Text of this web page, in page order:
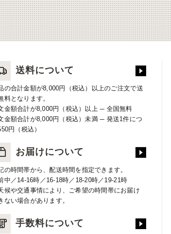
送料について
の合計金額が8,000円（税込）以上のご注文で送
料となります。
金額合計が8,000円（税込）以上 ─ 全国無料
金額合計が8,000円（税込）未満 ─ 発送1件につ
円（税込）
お届けについて
の時間帯から、配送時間を指定できます。
中／14-16時／16-18時／18-20時／19-21時
候や交通事情により、ご希望の時間帯にお届け
ない場合があります。
手数料について